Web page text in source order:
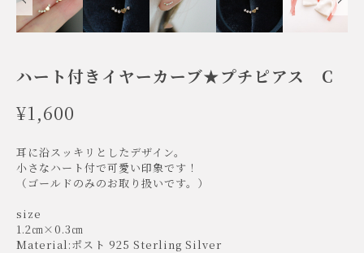
ハート付きイヤーカーブ★プチピアス C
¥1,600
耳に沿スッキリとしたデザイン。
小さなハート付で可愛い印象です！
（ゴールドのみのお取り扱いです。）
size
1.2㎝×0.3㎝
Material:ポスト 925 Sterling Silver